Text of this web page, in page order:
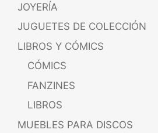
JOYERÍA
JUGUETES DE COLECCIÓN
LIBROS Y CÓMICS
CÓMICS
FANZINES
LIBROS
MUEBLES PARA DISCOS